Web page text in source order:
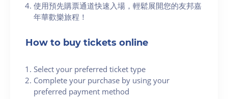
使用預先購票通道快速入場，輕鬆展開您的友邦嘉
年華歡樂旅程！
How to buy tickets online
Select your preferred ticket type
Complete your purchase by using your
preferred payment method